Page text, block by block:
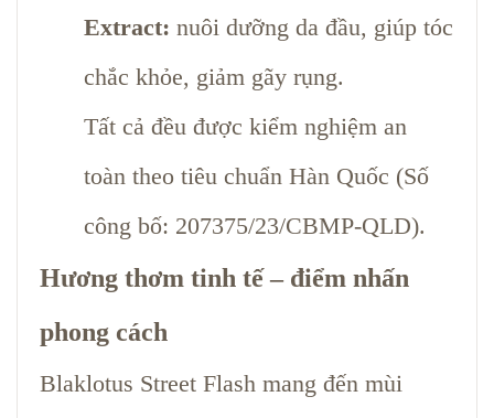
Extract: nuôi dưỡng da đầu, giúp tóc
chắc khỏe, giảm gãy rụng.
Tất cả đều được kiểm nghiệm an
toàn theo tiêu chuẩn Hàn Quốc (Số
công bố: 207375/23/CBMP-QLD).
Hương thơm tinh tế – điểm nhấn
phong cách
Blaklotus Street Flash mang đến mùi